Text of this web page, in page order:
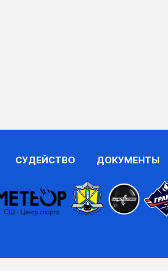
СУДЕЙСТВО ДОКУМЕНТЫ